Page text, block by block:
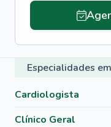
Especialidades
Cardiologista
Clínico Geral